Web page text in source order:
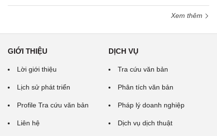
Xem thêm
GIỚI THIỆU
Lời giới thiệu
Lịch sử phát triển
Profile Tra cứu văn bản
Liên hệ
DỊCH VỤ
Tra cứu văn bản
Phân tích văn bản
Pháp lý doanh nghiệp
Dịch vụ dịch thuật